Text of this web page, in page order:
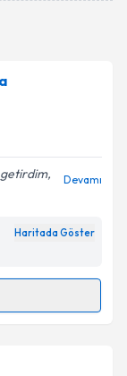
için bir
Aydınlatma
belirtilen
Devamı
Haritada Göster